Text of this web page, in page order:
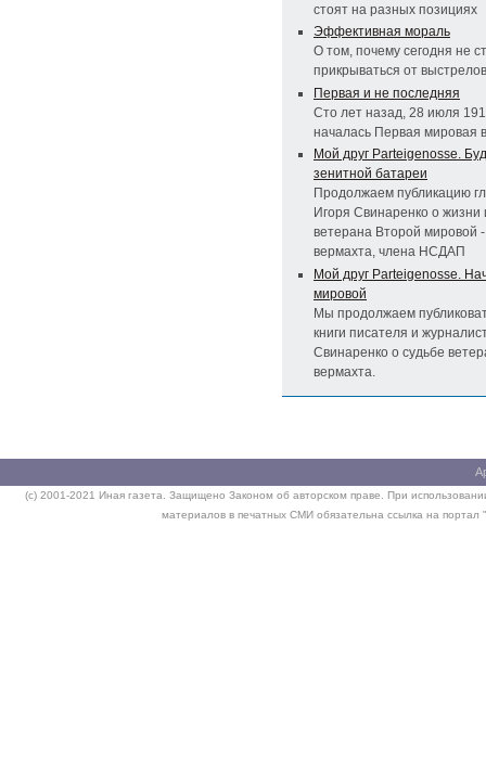
стоят на разных позициях
Эффективная мораль
О том, почему сегодня не
прикрываться от
Первая и не последняя
Сто лет назад, 28 июля
началась Первая мировая
Мой друг Parteigenosse.
зенитной батареи
Продолжаем публикацию
Игоря Свинаренко о жизни
ветерана Второй мировой
вермахта, члена НСДАП
Мой друг Parteigenosse.
мировой
Мы продолжаем
книги писателя и
Свинаренко о судьбе
вермахта.
(c) 2001-2021 Иная газета. Защищено Законом об авторском праве. При
материалов в печатных СМИ обязательна ссылка на